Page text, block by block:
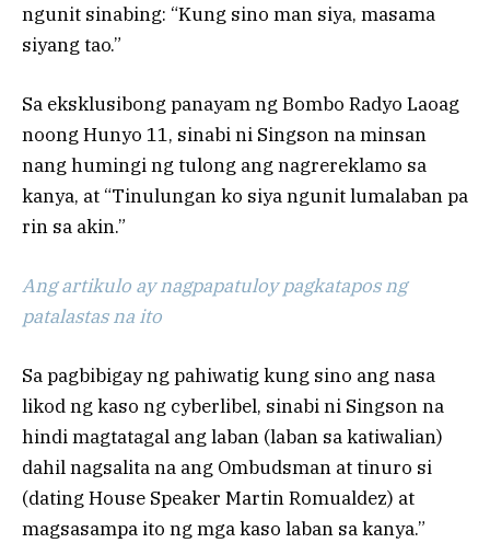
ngunit sinabing: “Kung sino man siya, masama
siyang tao.”
Sa eksklusibong panayam ng Bombo Radyo Laoag
noong Hunyo 11, sinabi ni Singson na minsan
nang humingi ng tulong ang nagrereklamo sa
kanya, at “Tinulungan ko siya ngunit lumalaban pa
rin sa akin.”
Ang artikulo ay nagpapatuloy pagkatapos ng
patalastas na ito
Sa pagbibigay ng pahiwatig kung sino ang nasa
likod ng kaso ng cyberlibel, sinabi ni Singson na
hindi magtatagal ang laban (laban sa katiwalian)
dahil nagsalita na ang Ombudsman at tinuro si
(dating House Speaker Martin Romualdez) at
magsasampa ito ng mga kaso laban sa kanya.”